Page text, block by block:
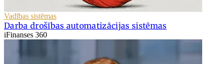
Vadības sistēmas
Darba drošības automatizācijas sistēmas
iFinanses 360